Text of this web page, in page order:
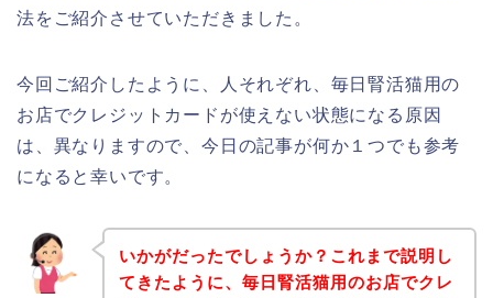
法をご紹介させていただきました。
今回ご紹介したように、人それぞれ、毎日腎活猫用の
お店でクレジットカードが使えない状態になる原因
は、異なりますので、今日の記事が何か１つでも参考
になると幸いです。
いかがだったでしょうか？これまで説明し
てきたように、毎日腎活猫用のお店でクレ